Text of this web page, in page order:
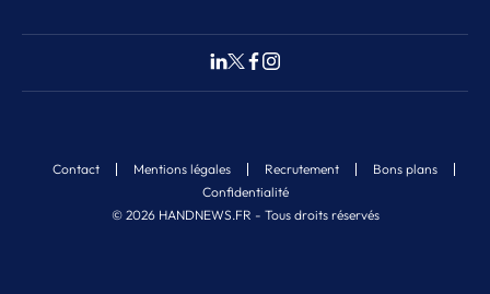
© 2026 HANDNEWS.FR - Tous droits réservés
Contact Mentions légales Recrutement
Bons plans
Confidentialité